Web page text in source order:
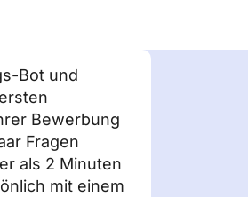
Bot und
Bewerbung
Fragen
als 2 Minuten
mit einem